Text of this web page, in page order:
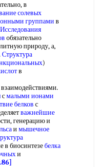
в
солевых
группами в
Исследования
обязательно
природу, а,
Структура
)
в
смалыми ионами
белков с
важнейшие
генерацию и
и мышечное
в биосинтезебелка
и